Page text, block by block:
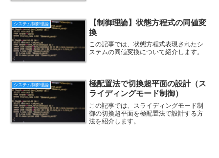
システム制御理論
【制御理論】状態方程式の同値変
換
この記事では、状態方程式表現されたシ
ステムの同値変換について紹介します。
システム制御理論
極配置法で切換超平面の設計（ス
ライディングモード制御）
この記事では、スライディングモード制
御の切換超平面を極配置法で設計する方
法を紹介します。